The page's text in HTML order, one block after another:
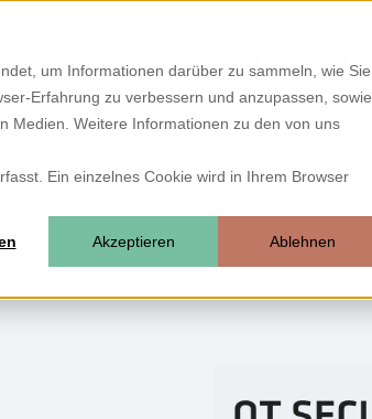
um Informationen darüber zu sammeln, wie Sie
Erfahrung zu verbessern und anzupassen, sowie
Medien. Weitere Informationen zu den von uns
Ein einzelnes Cookie wird in Ihrem Browser
Akzeptieren Ablehnen